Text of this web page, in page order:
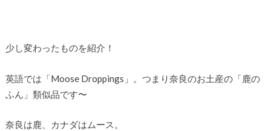
少し変わったものを紹介！
英語では「Moose Droppings」。つまり奈良のお土産の「鹿の
ふん」類似品です〜
奈良は鹿、カナダはムース。